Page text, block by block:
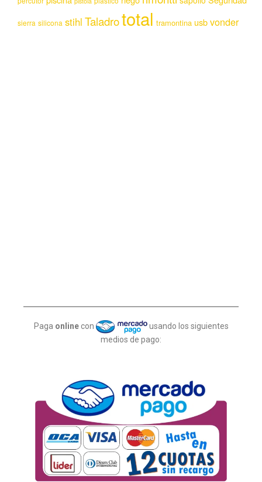
sierra silicona stihl Taladrototal tramontina usbvonder
Paga online con
usando los siguientes
medios de pago: